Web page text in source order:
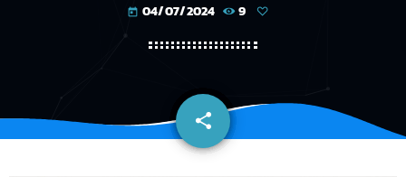
today 04/07/2024 9
share
email